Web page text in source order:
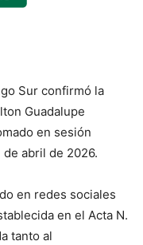
Sur confirmó la
Guadalupe
en sesión
abril de 2026.
en redes sociales
en el Acta N.
tanto al